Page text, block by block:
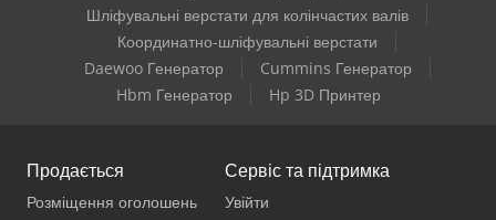
Шліфувальні верстати для колінчастих валів
Координатно-шліфувальні верстати
Daewoo Генератор
Cummins Генератор
Hbm Генератор
Hp 3D Принтер
Продається
Розміщення оголошень
Сервіс та підтримка
Увійти